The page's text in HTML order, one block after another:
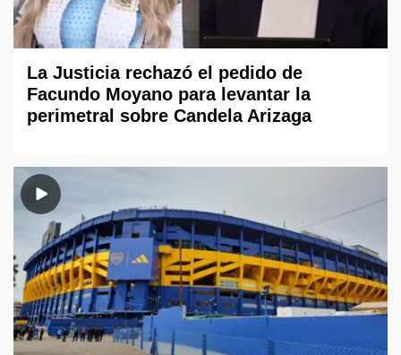
La Justicia rechazó el pedido de
Facundo Moyano para levantar la
perimetral sobre Candela Arizaga